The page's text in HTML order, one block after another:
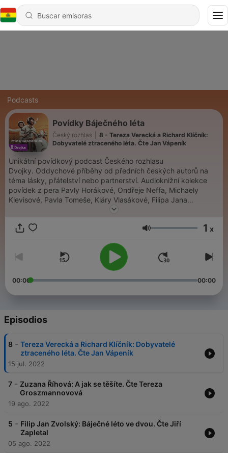
Podcasts
Povídky Báječného léta
Český rozhlas
8 - Tereza Verecká a Richard Klíčník:
Dobyvatelé ztraceného léta. Čte Jan Vápeník
Unikátní povídkový podcast Českého rozhlasu
Dvojky. Oddychové příběhy od předních českých autorů na
téma lásky, přátelství nebo partnerství. Audioknižní kolekce
povídek z pera Pavly Horákové, Ondřeje Neffa, Michaely
Klevisové, Pavla Tomeše, Kláry Vlasákové, Filipa Jana
Zvolského, Terezy Verecké a Richarda Klíčníka. V interpretaci
pohodlně poslouchat v mobilní aplikaci mujRozhlas pro
iOS nebo na webu mujRozhlas.cz .
Volumen 1 x
00:00 00:00
Episodios
8 - Tereza Verecká a Richard Klíčník: Dobyvatelé
ztraceného léta. Čte Jan Vápeník
15 jul. 2022
7 - Zuzana Říhová: A jak se těšíte. Čte Tereza
Groszmannovová
19 ago. 2022
5 - Filip Jan Zvolský: Báječné léto ve dvou. Čte Jiří
Zapletal
05 ago. 2022